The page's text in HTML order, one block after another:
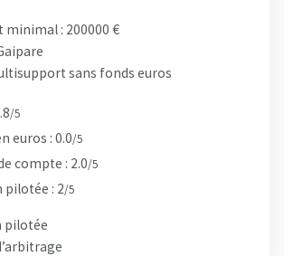
minimal : 200000 €
sans fonds euros
/5
euros : 0.0/5
compte : 2.0/5
pilotée : 2/5
pilotée